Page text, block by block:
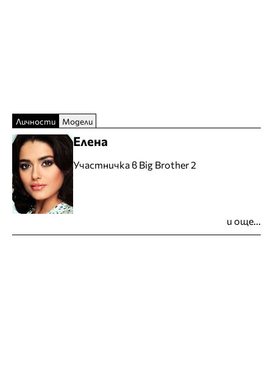
Личности Модели
Елена
Участничка в Big Brother 2
и още...